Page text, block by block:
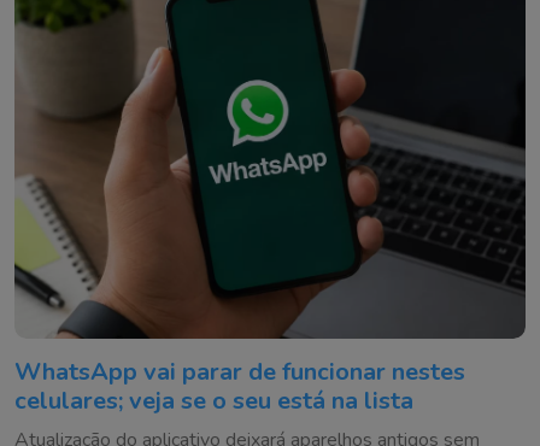
WhatsApp vai parar de funcionar nestes
celulares; veja se o seu está na lista
Atualização do aplicativo deixará aparelhos antigos sem